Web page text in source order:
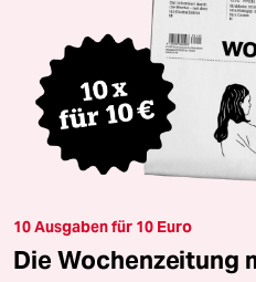
10 Ausgaben für 10 Euro
Die Wochenzeitung